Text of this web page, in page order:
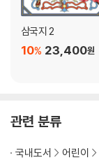
삼국지 2
23,400원
10%
관련 분류
국내도서 어린이